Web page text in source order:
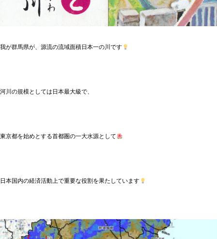
我が群馬県が、源流の流域面積日本一の川です
河川の規模としては日本最大級で、
東京都を始めとする首都圏の一大水源として
日本国内の経済活動上で重要な役割を果たしています